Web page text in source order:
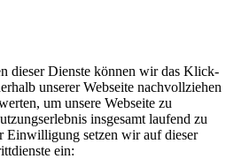
dieser Dienste können wir das Klick-
unserer Webseite nachvollziehen
um unsere Webseite zu
insgesamt laufend zu
Einwilligung setzen wir auf dieser
ein: